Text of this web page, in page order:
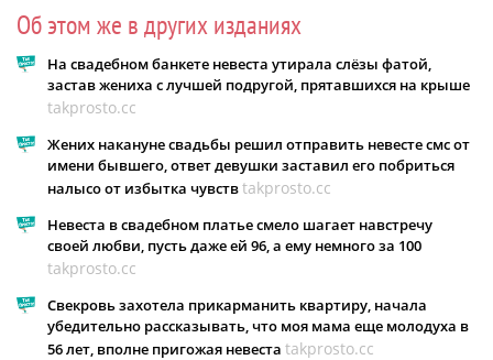
Об этом же в других изданиях
На свадебном банкете невеста утирала слёзы фатой,
застав жениха с лучшей подругой, прятавшихся на крыше
takprosto.cc
Жених накануне свадьбы решил отправить невесте смс от
имени бывшего, ответ девушки заставил его побриться
налысо от избытка чувствtakprosto.cc
Невеста в свадебном платье смело шагает навстречу
своей любви, пусть даже ей 96, а ему немного за 100
takprosto.cc
Свекровь захотела прикарманить квартиру, начала
убедительно рассказывать, что моя мама еще молодуха в
56 лет, вполне пригожая невеста takprosto.cc